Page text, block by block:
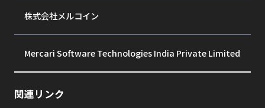
株式会社メルコイン
Mercari Software Technologies India Private Limited
関連リンク